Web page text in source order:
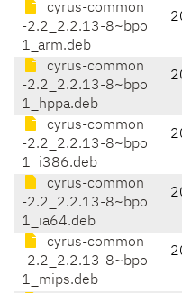
cyrus-common
-2.2_2.2.13-8~bpo
1_arm.deb
cyrus-common
-2.2_2.2.13-8~bpo
1_hppa.deb
cyrus-common
-2.2_2.2.13-8~bpo
1_i386.deb
cyrus-common
-2.2_2.2.13-8~bpo
1_ia64.deb
cyrus-common
-2.2_2.2.13-8~bpo
1_mips.deb